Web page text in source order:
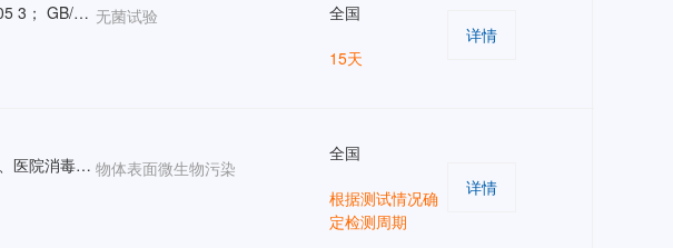
GB/T 14233.2-2005 3； GB/T 19973.2-2018 /ISO 11737-2:2009 6；中国药典2020年版四部 2020 1101无菌检查法； 无菌试验 全国
15天
详情
医院消毒卫生标准、医院消毒管理要求 物体表面微生物污染
全国
根据测试情况确
定检测周期
详情